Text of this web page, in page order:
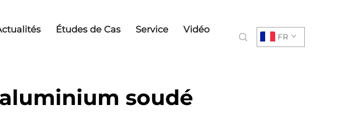
Études de Cas Service
Vidéo
FR
soudé